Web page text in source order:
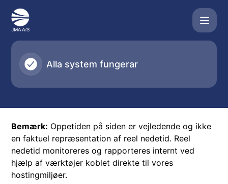
JMA A/S - Extraordinärt planerat störning ikväll kl 19.00 -
Alla system fungerar
Bemærk: Oppetiden på siden er vejledende og ikke
en faktuel repræsentation af reel nedetid. Reel
nedetid monitoreres og rapporteres internt ved
hjælp af værktøjer koblet direkte til vores
hostingmiljøer.